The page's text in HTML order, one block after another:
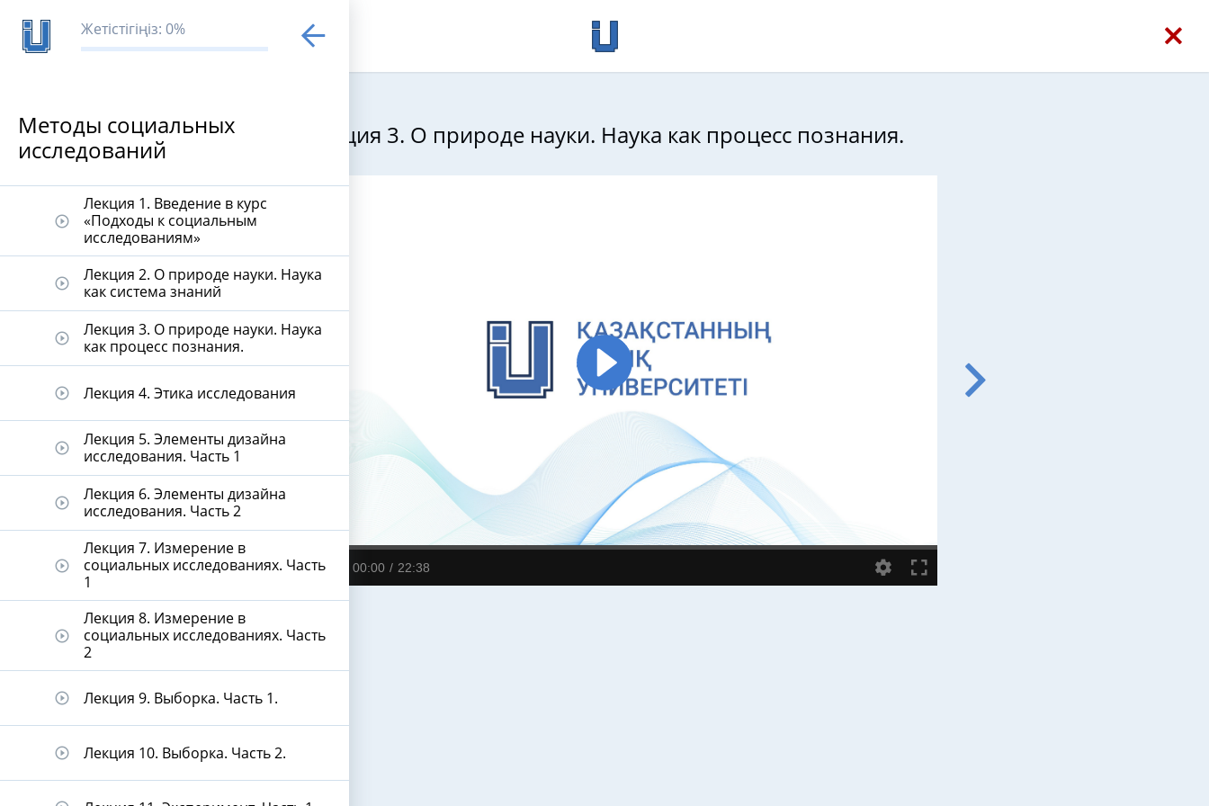
Жетістігіңіз: 0%
Методы социальных
исследований
play_circle_outline
Лекция 1. Введение в курс
«Подходы к социальным
исследованиям»
play_circle_outline
Лекция 2. О природе науки. Наука
как система знаний
play_circle_outline
Лекция 3. О природе науки. Наука
как процесс познания.
play_circle_outline Лекция 4. Этика исследования
play_circle_outline
Лекция 5. Элементы дизайна
исследования. Часть 1
play_circle_outline
Лекция 6. Элементы дизайна
исследования. Часть 2
play_circle_outline
Лекция 7. Измерение в
социальных исследованиях. Часть
1
play_circle_outline
Лекция 8. Измерение в
социальных исследованиях. Часть
2
play_circle_outline Лекция 9. Выборка. Часть 1.
play_circle_outline Лекция 10. Выборка. Часть 2.
Лекция 3. О природе науки. Наука как процесс познания.
Методы социальных исследований
00:00 22:38